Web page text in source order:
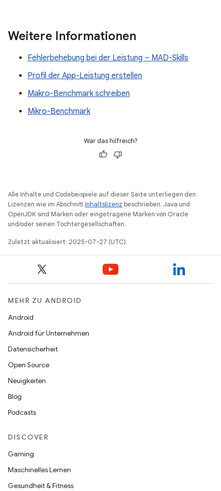
Weitere Informationen
Fehlerbehebung bei der Leistung – MAD-Skills
Profil der App-Leistung erstellen
Makro-Benchmark schreiben
Mikro-Benchmark
War das hilfreich?
Alle Inhalte und Codebeispiele auf dieser Seite unterliegen den
Lizenzen wie im AbschnittInhaltslizenz beschrieben. Java und
OpenJDK sind Marken oder eingetragene Marken von Oracle
und/oder seinen Tochtergesellschaften.
Zuletzt aktualisiert: 2025-07-27 (UTC).
MEHR ZU ANDROID
Android
Android für Unternehmen
Datensicherheit
Open Source
Neuigkeiten
Blog
Podcasts
DISCOVER
Gaming
Maschinelles Lernen
Gesundheit & Fitness